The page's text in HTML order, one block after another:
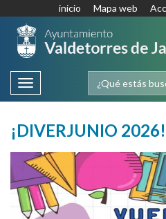
inicio Mapa web
Toggle
navigation
¡DIVERJUNIO 2026!